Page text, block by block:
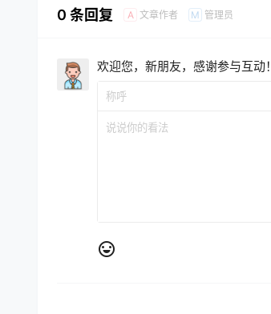
0 条回复 A 文章作者 M 管理员
欢迎您，新朋友，感谢参与互动！